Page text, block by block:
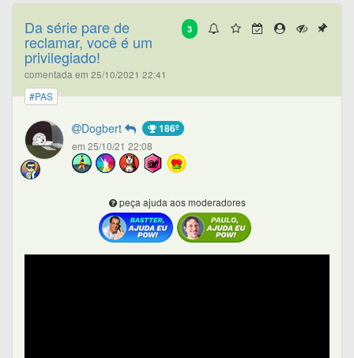
3
Da série pare de
reclamar, você é um
privilegiado!
comentada em 25/10/2021 22:41
#PAS
Dogbert 186º
em 25/10/21 22:08
peça ajuda aos moderadores